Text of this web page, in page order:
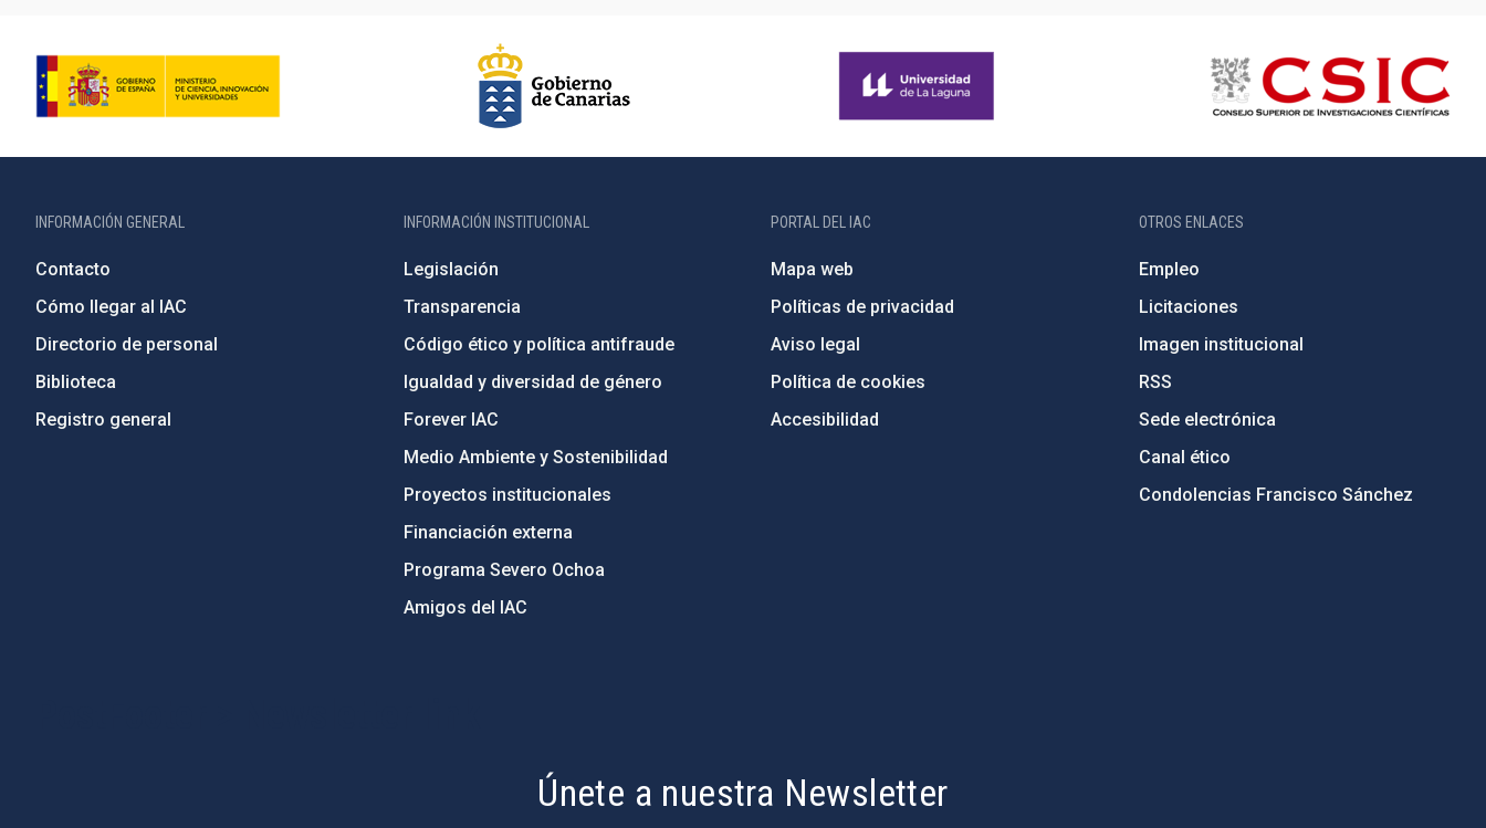
INFORMACIÓN GENERAL
Contacto
Cómo llegar al IAC
Directorio de personal
Biblioteca
Registro general
INFORMACIÓN INSTITUCIONAL
Legislación
Transparencia
Código ético y política antifraude
Igualdad y diversidad de género
Forever IAC
Medio Ambiente y Sostenibilidad
Proyectos institucionales
Financiación externa
Programa Severo Ochoa
Amigos del IAC
PORTAL DEL IAC
Mapa web
Políticas de privacidad
Aviso legal
Política de cookies
Accesibilidad
OTROS ENLACES
Empleo
Licitaciones
Imagen institucional
RSS
Sede electrónica
Canal ético
Condolencias Francisco Sánchez
Únete a nuestra Newsletter